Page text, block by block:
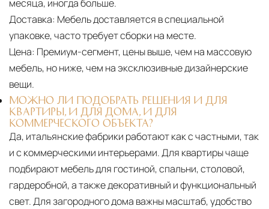
месяца, иногда больше.
Доставка: Мебель доставляется в специальной
упаковке, часто требует сборки на месте.
Цена: Премиум-сегмент, цены выше, чем на массовую
мебель, но ниже, чем на эксклюзивные дизайнерские
вещи.
МОЖНО ЛИ ПОДОБРАТЬ РЕШЕНИЯ И ДЛЯ
КВАРТИРЫ, И ДЛЯ ДОМА, И ДЛЯ
КОММЕРЧЕСКОГО ОБЪЕКТА?
Да, итальянские фабрики работают как с частными, так
и с коммерческими интерьерами. Для квартиры чаще
подбирают мебель для гостиной, спальни, столовой,
гардеробной, а также декоративный и функциональный
свет. Для загородного дома важны масштаб, удобство